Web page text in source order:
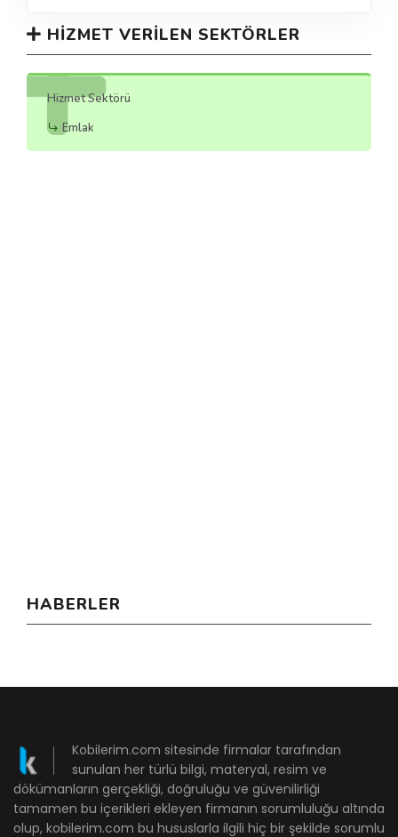
HIZMET VERILEN SEKTÖRLER
Hizmet Sektörü
Emlak
HABERLER
Kobilerim.com sitesinde firmalar tarafından
sunulan her türlü bilgi, materyal, resim ve
dökümanların gerçekliği, doğruluğu ve güvenilirliği
tamamen bu içerikleri ekleyen firmanın sorumluluğu altında
olup, kobilerim.com bu hususlarla ilgili hiç bir şekilde sorumlu